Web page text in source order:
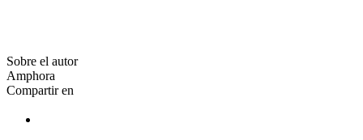
Sobre el autor
Amphora
Compartir en